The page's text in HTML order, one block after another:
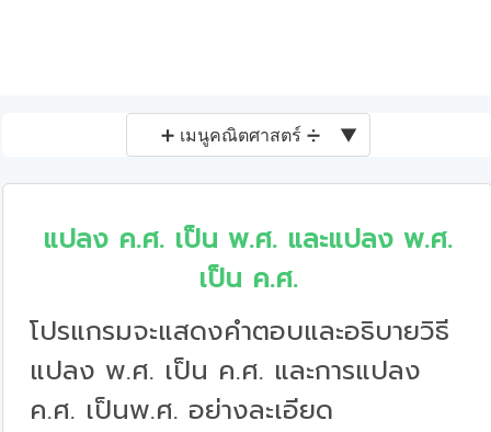
➕ เมนูคณิตศาสตร์ ➗ ▼
แปลง ค.ศ. เป็น พ.ศ. และแปลง พ.ศ.
เป็น ค.ศ.
โปรแกรมจะแสดงคำตอบและอธิบายวิธี
แปลง พ.ศ. เป็น ค.ศ. และการแปลง
ค.ศ. เป็นพ.ศ. อย่างละเอียด